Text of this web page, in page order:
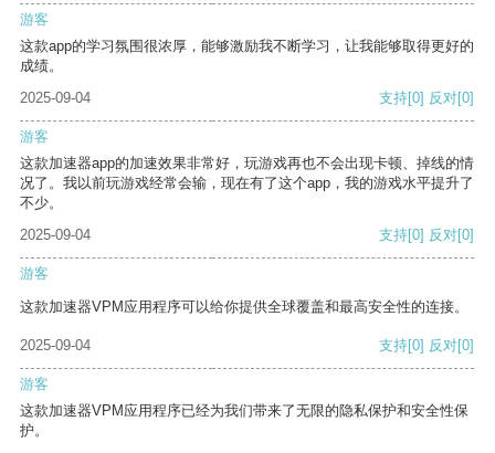
游客
这款app的学习氛围很浓厚，能够激励我不断学习，让我能够取得更好的
成绩。
2025-09-04
支持[0] 反对[0]
游客
这款加速器app的加速效果非常好，玩游戏再也不会出现卡顿、掉线的情
况了。我以前玩游戏经常会输，现在有了这个app，我的游戏水平提升了
不少。
2025-09-04
支持[0] 反对[0]
游客
这款加速器VPM应用程序可以给你提供全球覆盖和最高安全性的连接。
2025-09-04 支持[0] 反对[0]
游客
这款加速器VPM应用程序已经为我们带来了无限的隐私保护和安全性保
护。